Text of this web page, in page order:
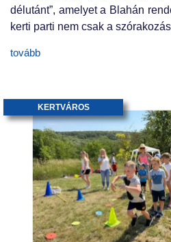
délutánt”, amelyet a Blahán
kerti parti nem csak a
tovább
KERTVÁROS